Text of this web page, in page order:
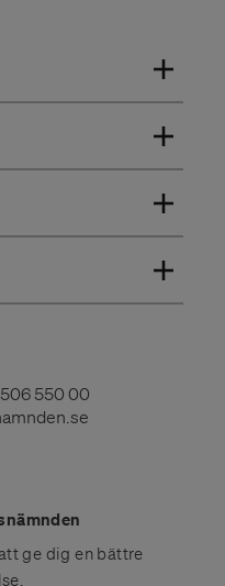
550 00
ge dig en bättre